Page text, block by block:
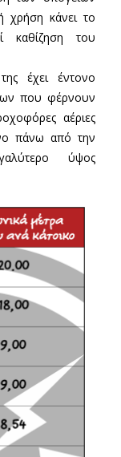
χρήση κάνει το
καθίζηση του
έχει έντονο
που φέρνουν
αέριες
πάνω από την
ύψος